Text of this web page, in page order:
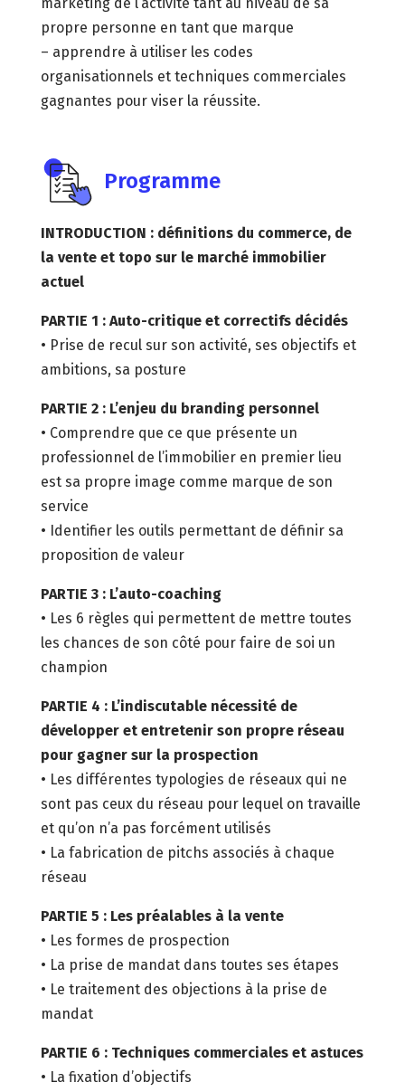
propre personne en tant que marque
– apprendre à utiliser les codes
organisationnels et techniques commerciales
gagnantes pour viser la réussite.
Programme
INTRODUCTION : définitions du commerce, de
la vente et topo sur le marché immobilier
actuel
PARTIE 1 : Auto-critique et correctifs décidés
• Prise de recul sur son activité, ses objectifs et
ambitions, sa posture
PARTIE 2 : L’enjeu du branding personnel
• Comprendre que ce que présente un
professionnel de l’immobilier en premier lieu
est sa propre image comme marque de son
service
• Identifier les outils permettant de définir sa
proposition de valeur
PARTIE 3 : L’auto-coaching
• Les 6 règles qui permettent de mettre toutes
les chances de son côté pour faire de soi un
champion
PARTIE 4 : L’indiscutable nécessité de
développer et entretenir son propre réseau
pour gagner sur la prospection
• Les différentes typologies de réseaux qui ne
sont pas ceux du réseau pour lequel on travaille
et qu’on n’a pas forcément utilisés
• La fabrication de pitchs associés à chaque
réseau
PARTIE 5 : Les préalables à la vente
• Les formes de prospection
• La prise de mandat dans toutes ses étapes
• Le traitement des objections à la prise de
mandat
PARTIE 6 : Techniques commerciales et astuces
• La fixation d’objectifs